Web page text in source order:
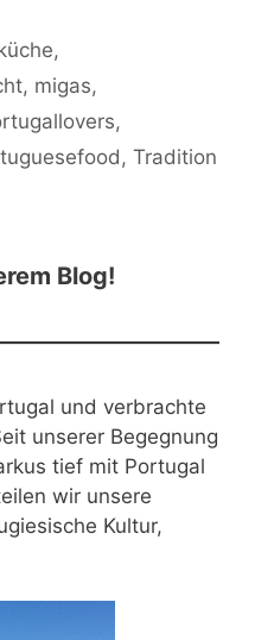
,
, migas,
,
, Tradition
Blog!
und verbrachte
unserer Begegnung
tief mit Portugal
wir unsere
Kultur,